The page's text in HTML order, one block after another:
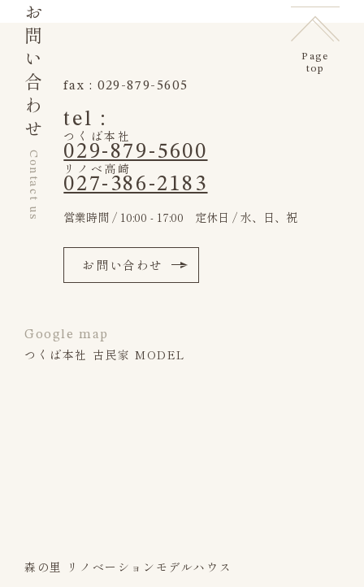
お問い合わせ
Contact us
fax : 029-879-5605
tel :
つくば本社
029-879-5600
リノベ高崎
027-386-2183
営業時間 / 10:00 - 17:00 定休日 / 水、日、祝
お問い合わせ
Google map
つくば本社 古民家 MODEL
森の里 リノベーションモデルハウス
Page
top